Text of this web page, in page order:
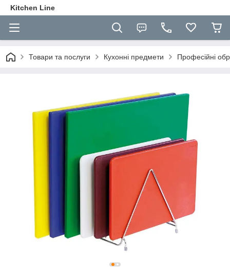
Kitchen Line
Товари та послуги Кухонні предмети Професійні